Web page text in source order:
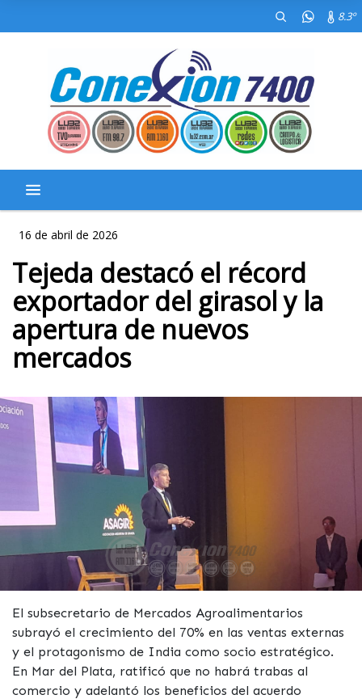
8.3º
16 de abril de 2026
Tejeda destacó el récord
exportador del girasol y la
apertura de nuevos
mercados
El subsecretario de Mercados Agroalimentarios
subrayó el crecimiento del 70% en las ventas externas
y el protagonismo de India como socio estratégico.
En Mar del Plata, ratificó que no habrá trabas al
comercio y adelantó los beneficios del acuerdo